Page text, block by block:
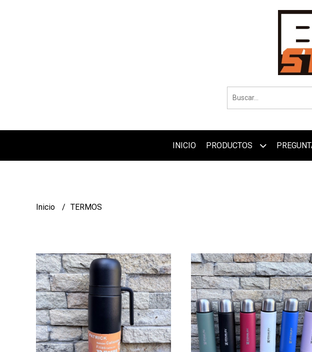
INICIO PRODUCTOS
Inicio TERMOS